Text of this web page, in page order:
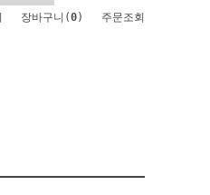
장바구니(0) 주문조회